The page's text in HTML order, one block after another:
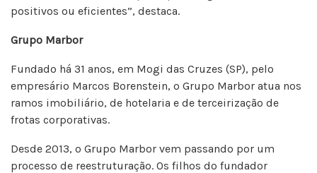
positivos ou eficientes”, destaca.
Grupo Marbor
Fundado há 31 anos, em Mogi das Cruzes (SP), pelo
empresário Marcos Borenstein, o Grupo Marbor atua nos
ramos imobiliário, de hotelaria e de terceirização de
frotas corporativas.
Desde 2013, o Grupo Marbor vem passando por um
processo de reestruturação. Os filhos do fundador